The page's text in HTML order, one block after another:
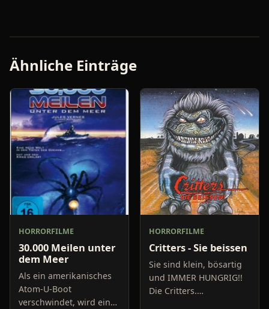
Ähnliche Einträge
HORRORFILME
30.000 Meilen unter
dem Meer
Als ein amerikanisches
Atom-U-Boot
verschwindet, wird ein
HORRORFILME
Critters - Sie beissen
Sie sind klein, bösartig
und IMMER HUNGRIG!!
Die Critters.